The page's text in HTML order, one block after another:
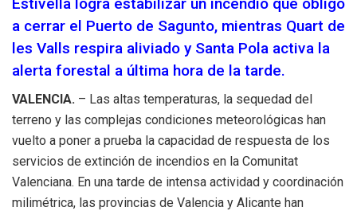
a cerrar el Puerto de Sagunto, mientras Quart de
les Valls respira aliviado y Santa Pola activa la
alerta forestal a última hora de la tarde.
VALENCIA. – Las altas temperaturas, la sequedad del
terreno y las complejas condiciones meteorológicas han
vuelto a poner a prueba la capacidad de respuesta de los
servicios de extinción de incendios en la Comunitat
Valenciana. En una tarde de intensa actividad y coordinación
milimétrica, las provincias de Valencia y Alicante han